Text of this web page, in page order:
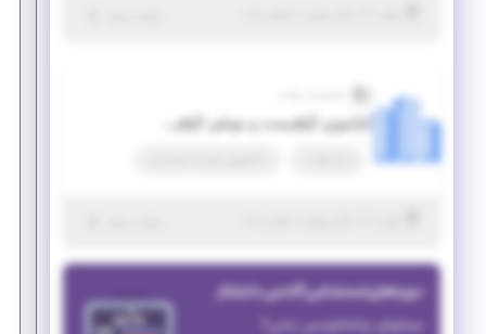
دوره‌های استخدامی آکادمی دانشکار
میخوای برنامه‌نویس بشی؟